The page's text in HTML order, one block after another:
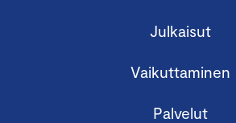
Julkaisut
Vaikuttaminen
Palvelut